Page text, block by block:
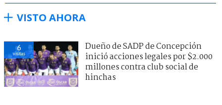
VISTO AHORA
6
visitas
Dueño de SADP de Concepción
inició acciones legales por $2.000
millones contra club social de
hinchas